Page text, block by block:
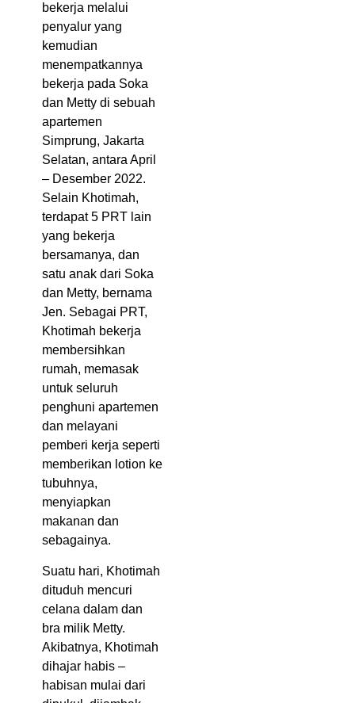
bekerja melalui
penyalur yang
kemudian
menempatkannya
bekerja pada Soka
dan Metty di sebuah
apartemen
Simprung, Jakarta
Selatan, antara April
– Desember 2022.
Selain Khotimah,
terdapat 5 PRT lain
yang bekerja
bersamanya, dan
satu anak dari Soka
dan Metty, bernama
Jen. Sebagai PRT,
Khotimah bekerja
membersihkan
rumah, memasak
untuk seluruh
penghuni apartemen
dan melayani
pemberi kerja seperti
memberikan lotion ke
tubuhnya,
menyiapkan
makanan dan
sebagainya.
Suatu hari, Khotimah
dituduh mencuri
celana dalam dan
bra milik Metty.
Akibatnya, Khotimah
dihajar habis –
habisan mulai dari